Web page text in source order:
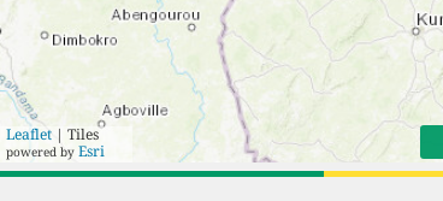
Leaflet | Tiles
powered by Esri